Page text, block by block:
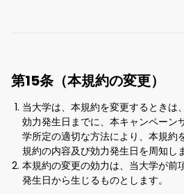
第15条（本規約の変更）
当大学は、本規約を変更するときは
効力発生日までに、本キャンペーン
学所定の適切な方法により、本規約
規約の内容及び効力発生日を周知し
本規約の変更の効力は、当大学が前
発生日から生じるものとします。